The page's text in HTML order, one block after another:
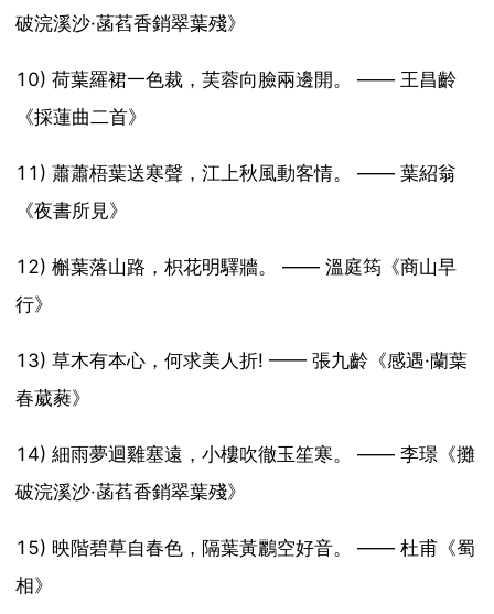
破浣溪沙·菡萏香銷翠葉殘》
10) 荷葉羅裙一色裁，芙蓉向臉兩邊開。 —— 王昌齡
《採蓮曲二首》
11) 蕭蕭梧葉送寒聲，江上秋風動客情。 —— 葉紹翁
《夜書所見》
12) 槲葉落山路，枳花明驛牆。 —— 溫庭筠《商山早
行》
13) 草木有本心，何求美人折! —— 張九齡《感遇·蘭葉
春葳蕤》
14) 細雨夢迴雞塞遠，小樓吹徹玉笙寒。 —— 李璟《攤
破浣溪沙·菡萏香銷翠葉殘》
15) 映階碧草自春色，隔葉黃鸝空好音。 —— 杜甫《蜀
相》